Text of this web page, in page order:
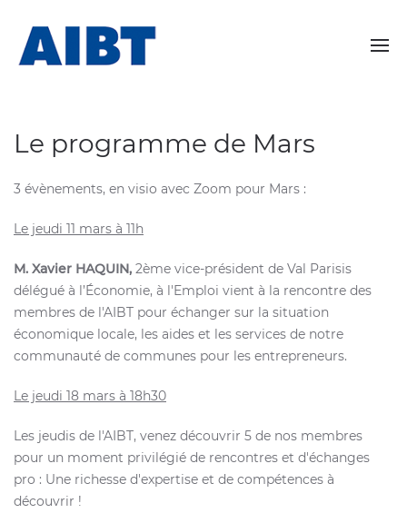
Le programme de Mars
3 évènements, en visio avec Zoom pour Mars :
Le jeudi 11 mars à 11h
M. Xavier HAQUIN, 2ème vice-président de Val Parisis
délégué à l’Économie, à l'Emploi vient à la rencontre des
membres de l'AIBT pour échanger sur la situation
économique locale, les aides et les services de notre
communauté de communes pour les entrepreneurs.
Le jeudi 18 mars à 18h30
Les jeudis de l'AIBT, venez découvrir 5 de nos membres
pour un moment privilégié de rencontres et d'échanges
pro : Une richesse d'expertise et de compétences à
découvrir !